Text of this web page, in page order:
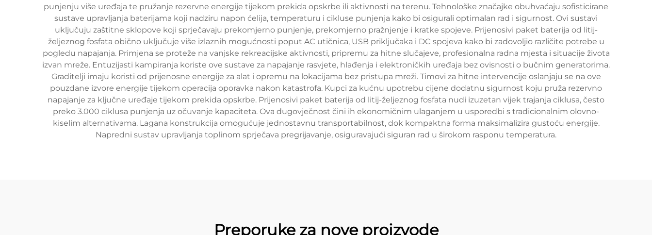
punjenju više uređaja te pružanje rezervne energije tijekom prekida opskrbe ili aktivnosti na terenu. Tehnološke značajke obuhvaćaju sofisticirane
sustave upravljanja baterijama koji nadziru napon ćelija, temperaturu i cikluse punjenja kako bi osigurali optimalan rad i sigurnost. Ovi sustavi
uključuju zaštitne sklopove koji sprječavaju prekomjerno punjenje, prekomjerno pražnjenje i kratke spojeve. Prijenosivi paket baterija od litij-
željeznog fosfata obično uključuje više izlaznih mogućnosti poput AC utičnica, USB priključaka i DC spojeva kako bi zadovoljio različite potrebe u
pogledu napajanja. Primjena se proteže na vanjske rekreacijske aktivnosti, pripremu za hitne slučajeve, profesionalna radna mjesta i situacije života
izvan mreže. Entuzijasti kampiranja koriste ove sustave za napajanje rasvjete, hlađenja i elektroničkih uređaja bez ovisnosti o bučnim generatorima.
Graditelji imaju koristi od prijenosne energije za alat i opremu na lokacijama bez pristupa mreži. Timovi za hitne intervencije oslanjaju se na ove
pouzdane izvore energije tijekom operacija oporavka nakon katastrofa. Kupci za kućnu upotrebu cijene dodatnu sigurnost koju pruža rezervno
napajanje za ključne uređaje tijekom prekida opskrbe. Prijenosivi paket baterija od litij-željeznog fosfata nudi izuzetan vijek trajanja ciklusa, često
preko 3.000 ciklusa punjenja uz očuvanje kapaciteta. Ova dugovječnost čini ih ekonomičnim ulaganjem u usporedbi s tradicionalnim olovno-
kiselim alternativama. Lagana konstrukcija omogućuje jednostavnu transportabilnost, dok kompaktna forma maksimalizira gustoću energije.
Napredni sustav upravljanja toplinom sprječava pregrijavanje, osiguravajući siguran rad u širokom rasponu temperatura.
Preporuke za nove proizvode